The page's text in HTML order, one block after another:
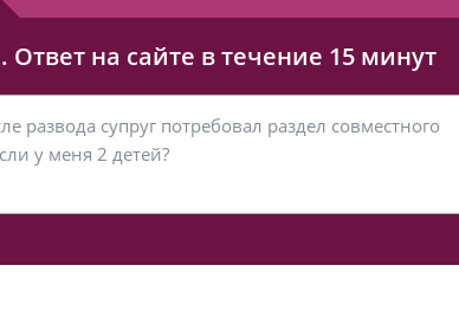
на сайте в течение 15 минут